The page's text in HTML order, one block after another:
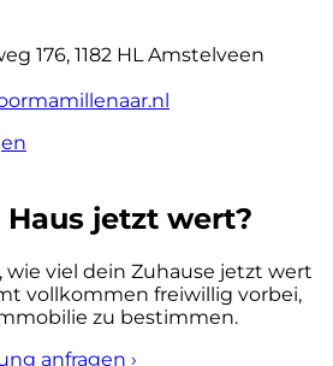
176, 1182 HL Amstelveen
jetzt wert?
wie viel dein Zuhause jetzt wert
vollkommen freiwillig vorbei,
zu bestimmen.
anfragen ›